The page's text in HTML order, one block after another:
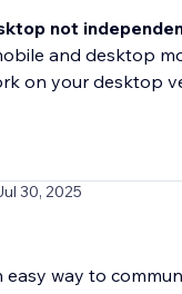
not
and desktop
on your desktop
30, 2025
easy way to